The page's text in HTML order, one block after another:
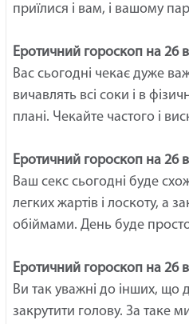
приїлися і вам, і вашому
Еротичний гороскоп на 26
Вас сьогодні чекає дуже
вичавлять всі соки і в
плані. Чекайте частого і
Еротичний гороскоп на 26
Ваш секс сьогодні буде
легких жартів і лоскоту, а
обіймами. День буде
Еротичний гороскоп на 26
Ви так уважні до інших, що
закрутити голову. За таке